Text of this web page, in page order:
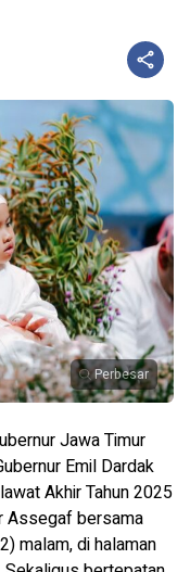
Perbesar
Jawa Timur
Emil Dardak
Akhir Tahun 2025
Assegaf bersama
malam, di halaman